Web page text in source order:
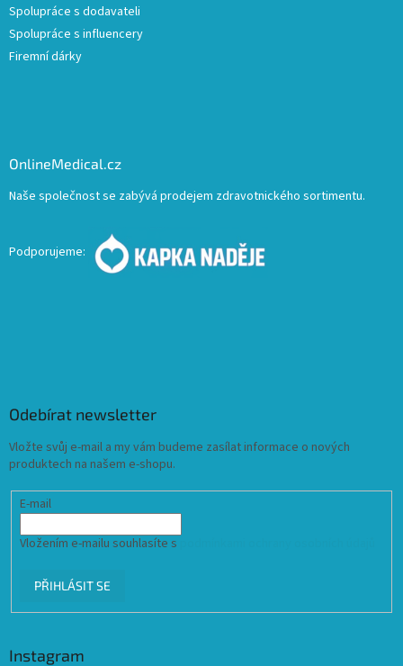
Spolupráce s dodavateli
Spolupráce s influencery
Firemní dárky
OnlineMedical.cz
Naše společnost se zabývá prodejem zdravotnického sortimentu.
Podporujeme:
Odebírat newsletter
Vložte svůj e-mail a my vám budeme zasílat informace o nových
produktech na našem e-shopu.
E-mail
Vložením e-mailu souhlasíte s
PŘIHLÁSIT SE
Instagram